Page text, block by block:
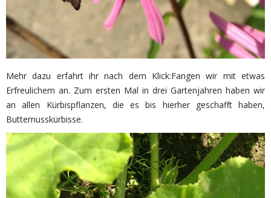
Mehr dazu erfahrt ihr nach dem Klick:Fangen wir mit etwas
Erfreulichem an. Zum ersten Mal in drei Gartenjahren haben wir
an allen Kürbispflanzen, die es bis hierher geschafft haben,
Butternusskürbisse.